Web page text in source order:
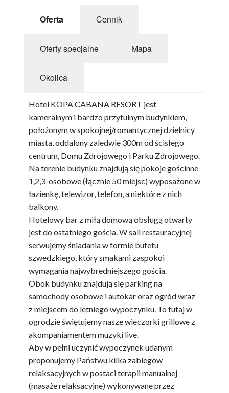
Oferta Cennik
Oferty specjalne Mapa
Okolica
Hotel KOPA CABANA RESORT jest
kameralnym i bardzo przytulnym budynkiem,
położonym w spokojnej/romantycznej dzielnicy
miasta, oddalony zaledwie 300m od ścisłego
centrum, Domu Zdrojowego i Parku Zdrojowego.
Na terenie budynku znajdują się pokoje gościnne
1,2,3-osobowe (łącznie 50 miejsc) wyposażone w
łazienkę, telewizor, telefon, a niektóre z nich
balkony.
Hotelowy bar z miłą domową obsługą otwarty
jest do ostatniego gościa. W sali restauracyjnej
serwujemy śniadania w formie bufetu
szwedzkiego, który smakami zaspokoi
wymagania najwybredniejszego gościa.
Obok budynku znajdują się parking na
samochody osobowe i autokar oraz ogród wraz
z miejscem do letniego wypoczynku. To tutaj w
ogrodzie świętujemy nasze wieczorki grillowe z
akompaniamentem muzyki live.
Aby w pełni uczynić wypoczynek udanym
proponujemy Państwu kilka zabiegów
relaksacyjnych w postaci terapii manualnej
(masaże relaksacyjne) wykonywane przez